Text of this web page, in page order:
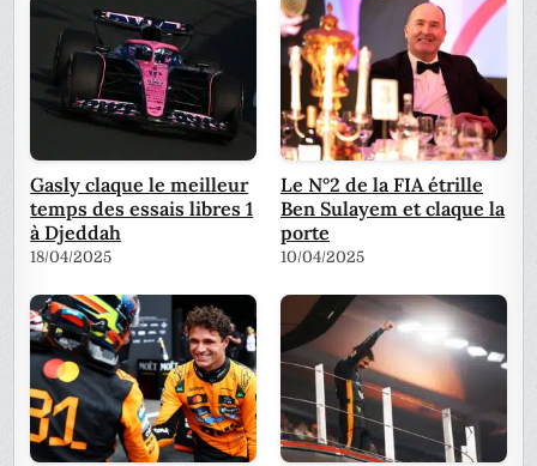
Gasly claque le meilleur
temps des essais libres 1
à Djeddah
18/04/2025
Le N°2 de la FIA étrille
Ben Sulayem et claque la
porte
10/04/2025